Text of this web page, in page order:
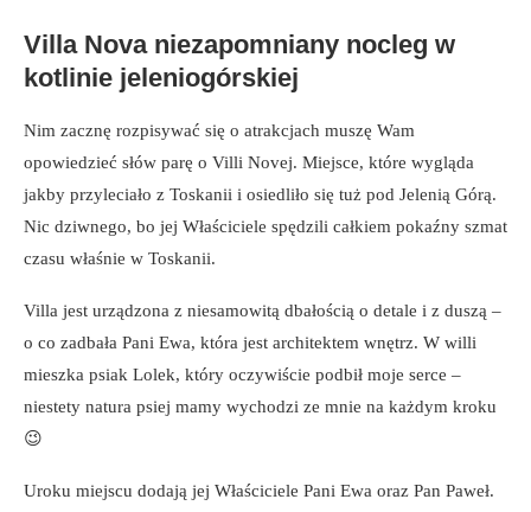
Villa Nova niezapomniany nocleg w
kotlinie jeleniogórskiej
Nim zacznę rozpisywać się o atrakcjach muszę Wam
opowiedzieć słów parę o Villi Novej. Miejsce, które wygląda
jakby przyleciało z Toskanii i osiedliło się tuż pod Jelenią Górą.
Nic dziwnego, bo jej Właściciele spędzili całkiem pokaźny szmat
czasu właśnie w Toskanii.
Villa jest urządzona z niesamowitą dbałością o detale i z duszą –
o co zadbała Pani Ewa, która jest architektem wnętrz. W willi
mieszka psiak Lolek, który oczywiście podbił moje serce –
niestety natura psiej mamy wychodzi ze mnie na każdym kroku
😉
Uroku miejscu dodają jej Właściciele Pani Ewa oraz Pan Paweł.